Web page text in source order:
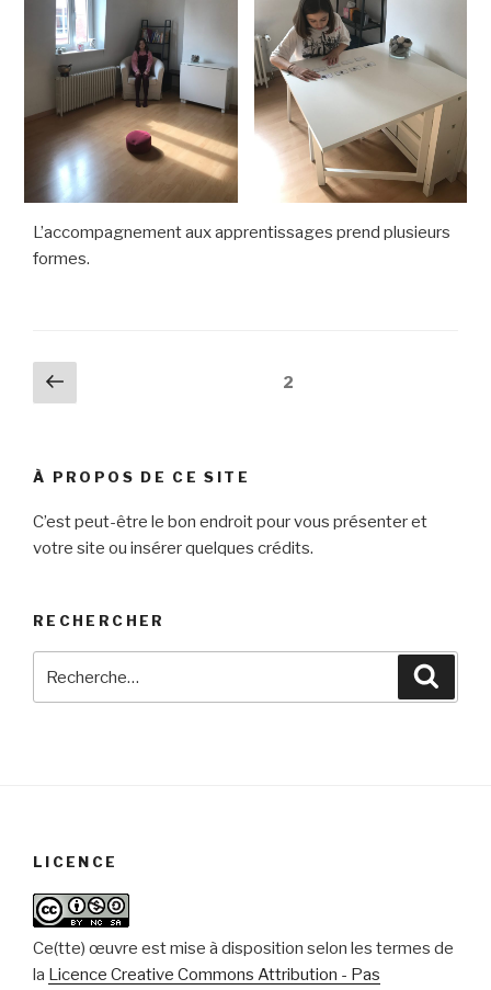
L’accompagnement aux apprentissages prend plusieurs
formes.
Pagination
des
Page
précédente
2
À PROPOS DE CE SITE
C’est peut-être le bon endroit pour vous présenter et
votre site ou insérer quelques crédits.
RECHERCHER
pour
LICENCE
Ce(tte) œuvre est mise à disposition selon les termes de
la Licence Creative Commons Attribution - Pas